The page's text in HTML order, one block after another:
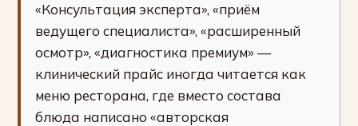
«Консультация эксперта», «приём
ведущего специалиста», «расширенный
осмотр», «диагностика премиум» —
клинический прайс иногда читается как
меню ресторана, где вместо состава
блюда написано «авторская